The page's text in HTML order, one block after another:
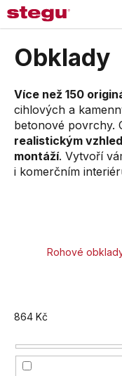
Přejít
na
obsah
Obklady
Více než 150
cihlových a
betonové povrchy.
realistickým
montáží. Vytvoří
i komerčním
Rohové
864 Kč
K
o
o
p
o
t
ř
n
j